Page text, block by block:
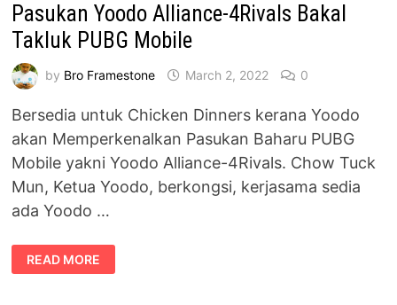
Pasukan Yoodo Alliance-4Rivals Bakal
Takluk PUBG Mobile
by Bro Framestone March 2, 2022 0
Bersedia untuk Chicken Dinners kerana Yoodo
akan Memperkenalkan Pasukan Baharu PUBG
Mobile yakni Yoodo Alliance-4Rivals. Chow Tuck
Mun, Ketua Yoodo, berkongsi, kerjasama sedia
ada Yoodo …
PASUKAN
YOODO
ALLIANCE-
READ MORE